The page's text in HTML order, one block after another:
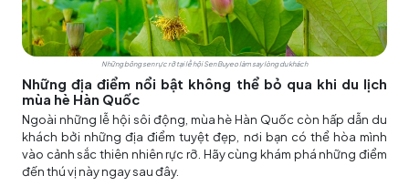
Những bông sen rực rỡ tại lễ hội Sen Buyeo làm say lòng du khách
Những địa điểm nổi bật không thể bỏ qua khi du lịch
mùa hè Hàn Quốc
Ngoài những lễ hội sôi động, mùa hè Hàn Quốc còn hấp dẫn du
khách bởi những địa điểm tuyệt đẹp, nơi bạn có thể hòa mình
vào cảnh sắc thiên nhiên rực rỡ. Hãy cùng khám phá những điểm
đến thú vị này ngay sau đây.